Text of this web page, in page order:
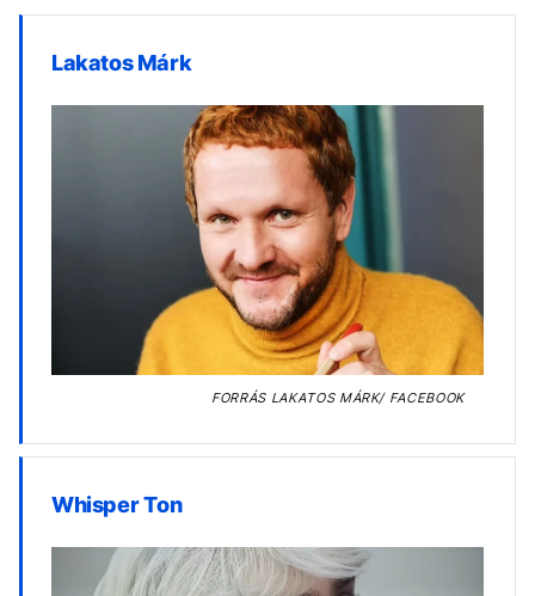
Lakatos Márk
FORRÁS LAKATOS MÁRK/ FACEBOOK
Whisper Ton